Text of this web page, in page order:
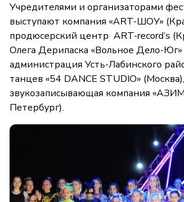
Учредителями и организаторами
выступают компания «ART-ШОУ»
продюсерский центр ART-record’s
Олега Дерипаска «Вольное Дело-Юг»
администрация Усть-Лабинского
танцев «54 DANCE STUDIO» (Москва),
звукозаписывающая компания
Петербург).